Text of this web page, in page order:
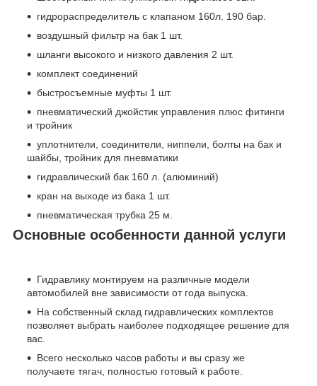
гидрораспределитель с клапаном 160л. 190 бар.
воздушный фильтр на бак 1 шт.
шланги высокого и низкого давления 2 шт.
комплект соединений
быстросъемные муфты 1 шт.
пневматический джойстик управления плюс фитинги
и тройник
уплотнители, соединители, ниппели, болты на бак и
шайбы, тройник для пневматики
гидравлический бак 160 л. (алюминий)
кран на выходе из бака 1 шт.
пневматическая трубка 25 м.
Основные особенности данной услуги
Гидравлику монтируем на различные модели
автомобилей вне зависимости от года выпуска.
На собственный склад гидравлических комплектов
позволяет выбрать наиболее подходящее решение для
вас.
Всего несколько часов работы и вы сразу же
получаете тягач, полностью готовый к работе.